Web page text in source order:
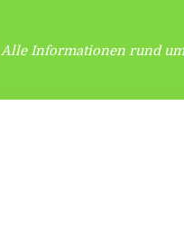
Alle Informationen rund